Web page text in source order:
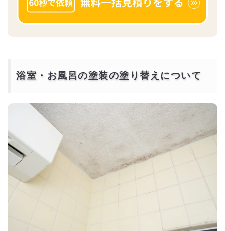
浴室・お風呂の塗装の塗り替えについて